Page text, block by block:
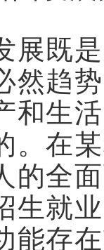
展既
然趋
和生
。在
的全
生就
能存